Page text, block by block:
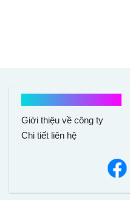
Giới thiệu về công ty
Chi tiết liên hệ